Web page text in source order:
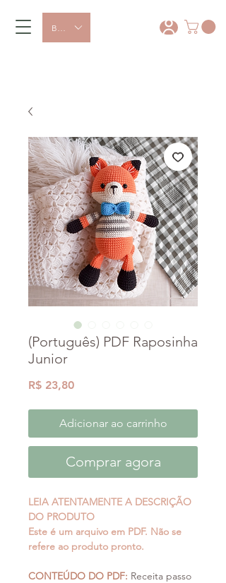
BRL (R$)
(Português) PDF Raposinha
Junior
R$ 23,80Preço
Adicionar ao carrinho
Comprar agora
LEIA ATENTAMENTE A DESCRIÇÃO
DO PRODUTO
Este é um arquivo em PDF. Não se
refere ao produto pronto.
CONTEÚDO DO PDF: Receita passo